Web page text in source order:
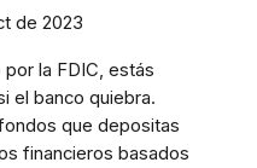
de 2023
la FDIC, estás
el banco quiebra.
que depositas
financieros basados